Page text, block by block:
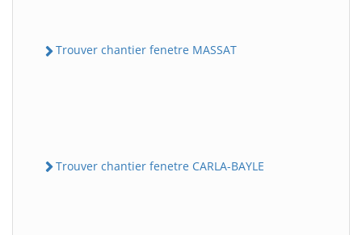
Trouver chantier fenetre MASSAT
Trouver chantier fenetre CARLA-BAYLE